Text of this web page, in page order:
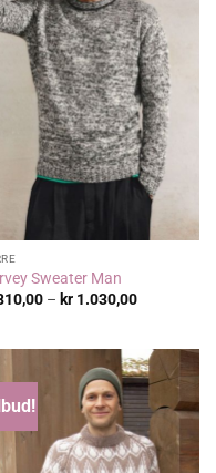
Sweater Man
– kr1.030,00